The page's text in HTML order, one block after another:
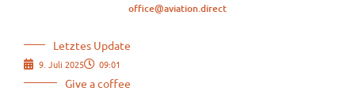
office@aviation.direct
Letztes Update
9. Juli 2025 09:01
Give a coffee